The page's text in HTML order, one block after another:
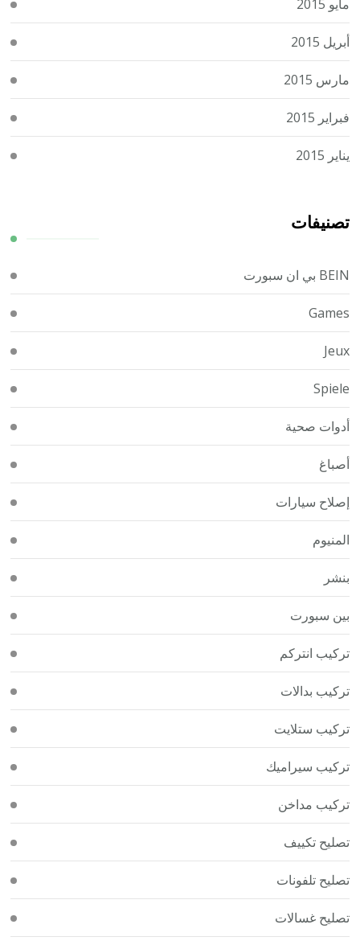
مايو 2015
أبريل 2015
مارس 2015
فبراير 2015
يناير 2015
تصنيفات
BEIN بي ان سبورت
Games
Jeux
Spiele
أدوات صحية
أصباغ
إصلاح سيارات
المنيوم
بنشر
بين سبورت
تركيب انتركم
تركيب بدالات
تركيب ستلايت
تركيب سيراميك
تركيب مداخن
تصليح تكييف
تصليح تلفونات
تصليح غسالات